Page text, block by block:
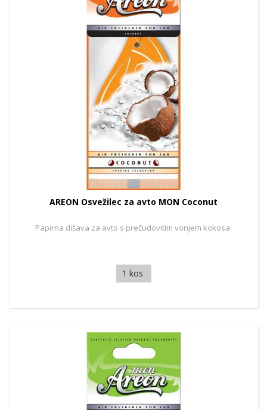
AREON Osvežilec za avto MON Coconut
Papirna dišava za avto s prečudovitim vonjem kokosa.
1 kos